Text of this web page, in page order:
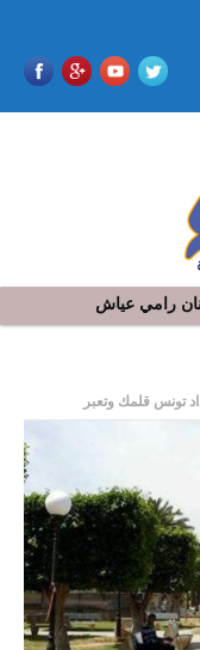
يتالق و يشد الجمهور
تونس قلمك وتعبر